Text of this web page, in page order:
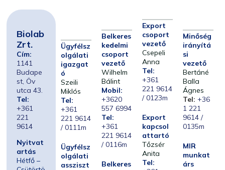
Biolab
Zrt.
Cím:
1141
Budape
st, Öv
utca 43.
Tel:
+361
221
9614
Nyitvat
artás
Hétfő –
Ügyfélsz
olgálati
igazgat
ó
Szeili
Miklós
Tel:
+361
221 9614
/ 0111m
Ügyfélsz
olgálati
assziszt
Belkeres
kedelmi
csoport
vezető
Wilhelm
Bálint
Mobil:
+3620
557 6994
Tel:
+361
221 9614
/ 0116m
Belkeres
Export
csoport
vezető
Csepeli
Anna
Tel:
+361
221 9614
/ 0123m
Export
kapcsol
attartó
Tőzsér
Anita
Tel:
Minőség
irányítá
si
vezető
Bertáné
Balla
Ágnes
Tel: +36
1 221
9614 /
0135m
MIR
munkat
árs